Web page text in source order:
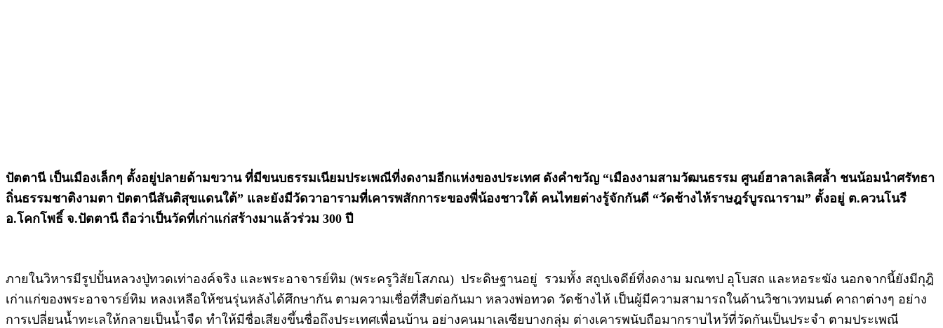
ปัตตานี เป็นเมืองเล็กๆ ตั้งอยู่ปลายด้ามขวาน ที่มีขนบธรรมเนียมประเพณีที่งดงามอีกแห่งของประเทศ ดังคำขวัญ “เมืองงามสามวัฒนธรรม ศูนย์ฮาลาลเลิศล้ำ ชนน้อมนำศรัทธา
ถิ่นธรรมชาติงามตา ปัตตานีสันติสุขแดนใต้” และยังมีวัดวาอารามที่เคารพสักการะของพี่น้องชาวใต้ คนไทยต่างรู้จักกันดี “วัดช้างไห้ราษฎร์บูรณาราม” ตั้งอยู่ ต.ควนโนรี
อ.โคกโพธิ์ จ.ปัตตานี ถือว่าเป็นวัดที่เก่าแก่สร้างมาแล้วร่วม 300 ปี
ภายในวิหารมีรูปปั้นหลวงปู่ทวดเท่าองค์จริง และพระอาจารย์ทิม (พระครูวิสัยโสภณ) ประดิษฐานอยู่ รวมทั้ง สถูปเจดีย์ที่งดงาม มณฑป อุโบสถ และหอระฆัง นอกจากนี้ยังมีกุฎิ
เก่าแก่ของพระอาจารย์ทิม หลงเหลือให้ชนรุ่นหลังได้ศึกษากัน ตามความเชื่อที่สืบต่อกันมา หลวงพ่อทวด วัดช้างไห้ เป็นผู้มีความสามารถในด้านวิชาเวทมนต์ คาถาต่างๆ อย่าง
การเปลี่ยนน้ำทะเลให้กลายเป็นน้ำจืด ทำให้มีชื่อเสียงขึ้นชื่อถึงประเทศเพื่อนบ้าน อย่างคนมาเลเซียบางกลุ่ม ต่างเคารพนับถือมากราบไหว้ที่วัดกันเป็นประจำ ตามประเพณี